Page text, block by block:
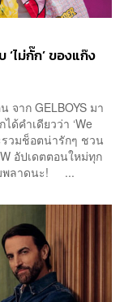
‘ไม่กั๊ก’ ของแก๊ง
จาก GELBOYS มา
ด้คำเดียวว่า ‘We
รวมช็อตน่ารักๆ ชวน
อัปเดตตอนใหม่ทุก
มพลาดนะ! ...